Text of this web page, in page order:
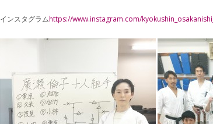
インスタグラムhttps://www.instagram.com/kyokushin_osakanishi_